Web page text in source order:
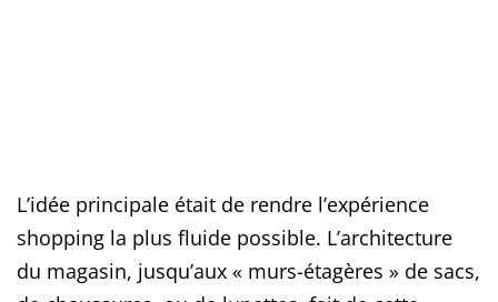
L’idée principale était de rendre l’expérience
shopping la plus fluide possible. L’architecture
du magasin, jusqu’aux « murs-étagères » de sacs,